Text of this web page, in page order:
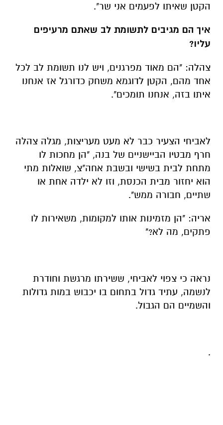
הקטן שאיתו לפעמים אני שר".
איך הם מגיבים לתשומת לב שאתם מרעיפים
עליו?
צהלה: "הם מאוד מפרגנים, ויש לנו תשומת לב לכל
אחד מהם, הקטן לדוגמא משחק כדורגל אז אנחנו
איתו בזה, אנחנו תומכים".
לאביחי הצעיר כבר לא מעט מעריצות, מגלה צהלה
חרף מבטיו הביישניים של בנה, "הן מחכות לו
מתחת לבית בשישי ובשבת אחה"צ, שואלות מתי
הוא יחזור מבית הכנסת, וזו לא ילדה אחת או
שתיים, חבורה ממש".
אריה: "הן מזמינות אותו למקומות, משאירות לו
פתקים, מה לא?"
נראה כי צפוי לאביחי, ששירתו מרגשת וחודרת
לנשמה, עתיד גדול בתחום בו יכבוש במות גדולות
והשמיים הם הגבול.
.